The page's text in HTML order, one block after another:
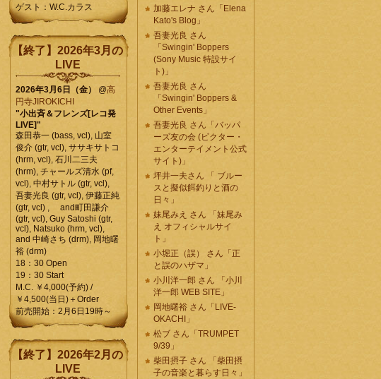
ゲスト：W.C.カラス
【終了】2026年3月の
LIVE
2026年3月6日（金） @高
円寺JIROKICHI
"小出斉＆フレンズ[レコ発
LIVE]"
森田恭一 (bass, vcl), 山室
俊介 (gtr, vcl), ササキサトコ
(hrm, vcl), 石川二三夫
(hrm), チャールズ清水 (pf,
vcl), 中村サトル (gtr, vcl),
吾妻光良 (gtr, vcl), 伊藤正純
(gtr, vcl) , and町田謙介
(gtr, vcl), Guy Satoshi (gtr,
vcl), Natsuko (hrm, vcl),
and 中崎さち (drm), 岡地曙
裕 (drm)
18：30 Open
19：30 Start
M.C. ￥4,000(予約) /
￥4,500(当日)＋Order
前売開始：2月6日19時～
【終了】2026年2月の
LIVE
加藤エレナ さん「Elena
Kato's Blog」
吾妻光良 さん
「Swingin' Boppers
(Sony Music 特設サイ
ト)」
吾妻光良 さん
「Swingin' Boppers &
Other Events」
吾妻光良 さん「バッパ
ーズ友の会 (ビクター・
エンターテイメント公式
サイト)」
坪井一夫さん 「 ブルー
スと擬似餌釣りと酒の
日々」
妹尾みえ さん 「妹尾み
え オフィシャルサイ
ト」
小堀正（誤） さん「正
と誤のハザマ」
小川洋一郎 さん 「小川
洋一郎 WEB SITE」
岡地曙裕 さん「LIVE-
OKACHI」
松ブ さん「TRUMPET
9/39」
柴田摂子 さん 「柴田摂
子の音楽と暮らす日々」